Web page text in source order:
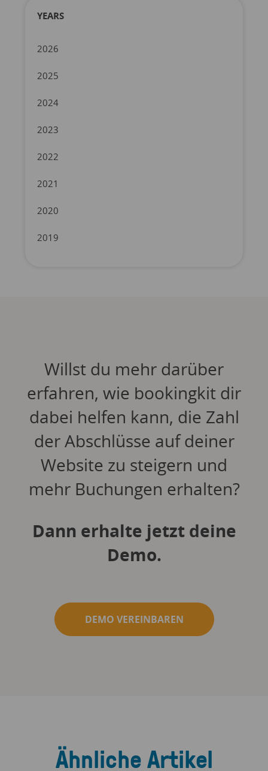
YEARS
2026
2025
2024
2023
2022
2021
2020
2019
Willst du mehr darüber
erfahren, wie bookingkit dir
dabei helfen kann, die Zahl
der Abschlüsse auf deiner
Website zu steigern und
mehr Buchungen erhalten?
Dann erhalte jetzt deine
Demo.
DEMO VEREINBAREN
Ähnliche Artikel